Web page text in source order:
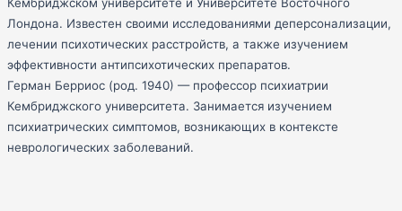
Кембриджском университете и Университете Восточного
Лондона. Известен своими исследованиями деперсонализации,
лечении психотических расстройств, а также изучением
эффективности антипсихотических препаратов.
Герман Берриос (род. 1940) — профессор психиатрии
Кембриджского университета. Занимается изучением
психиатрических симптомов, возникающих в контексте
неврологических заболеваний.